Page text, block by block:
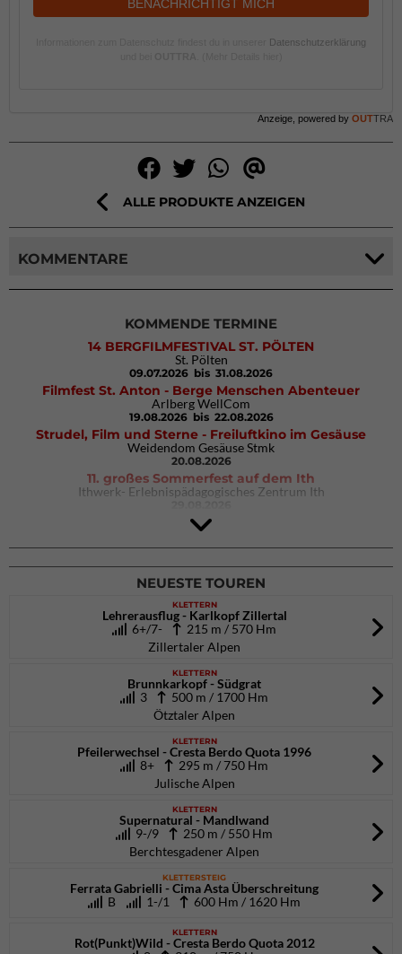
BENACHRICHTIGT MICH
Datenschutzerklärung
Anzeige, powered by OUTTRA
ALLE PRODUKTE ANZEIGEN
KOMMENTARE
KOMMENDE TERMINE
14 BERGFILMFESTIVAL ST. PÖLTEN
St. Pölten
09.07.2026 bis 31.08.2026
Filmfest St. Anton - Berge Menschen Abenteuer
Arlberg WellCom
19.08.2026 bis 22.08.2026
Strudel, Film und Sterne - Freiluftkino im Gesäuse
Weidendom Gesäuse Stmk
20.08.2026
11. großes Sommerfest auf dem Ith
Ithwerk- Erlebnispädagogisches Zentrum Ith
4Blocs KIDS 2026
DAV Kletter- & Boulderzentrum München Süd (Thalkirchen)
26.09.2026
NEUESTE TOUREN
KLETTERN
Lehrerausflug - Karlkopf Zillertal
6+/7-
215 m / 570 Hm
Zillertaler Alpen
KLETTERN
Brunnkarkopf - Südgrat
3
500 m / 1700 Hm
Ötztaler Alpen
KLETTERN
Pfeilerwechsel - Cresta Berdo Quota 1996
8+
295 m / 750 Hm
Julische Alpen
KLETTERN
Supernatural - Mandlwand
9-/9
250 m / 550 Hm
Berchtesgadener Alpen
KLETTERSTEIG
Ferrata Gabrielli - Cima Asta Überschreitung
B
1-/1 600 Hm / 1620 Hm
KLETTERN
Rot(Punkt)Wild - Cresta Berdo Quota 2012